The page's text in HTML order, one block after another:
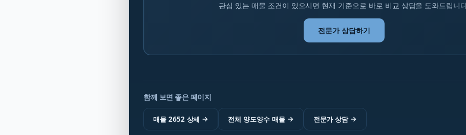
관심 있는 매물 조건이 있으시면 현재 기준으로 바로 비교 상담을 도와드립니
전문가 상담하기
함께 보면 좋은 페이지
매물 2652 상세 → 전체 양도양수 매물→ 전문가 상담→